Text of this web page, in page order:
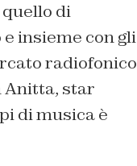
di
insieme con gli
radiofonico
Anitta, star
di musica è